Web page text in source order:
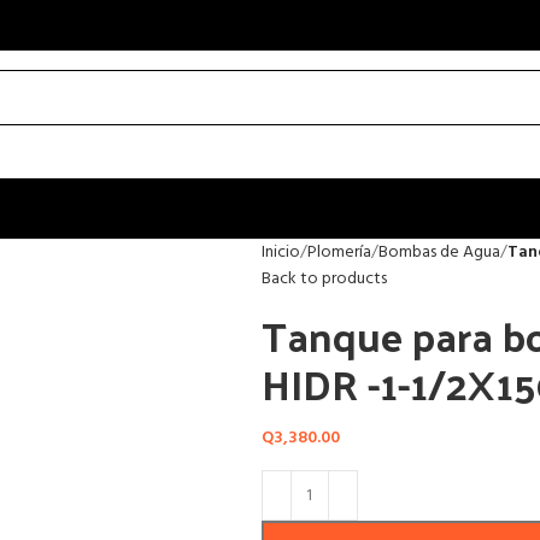
Inicio Plomería Bombas de Agua
Back to products
Tanque para
HIDR -1-1/
Q3,380.00